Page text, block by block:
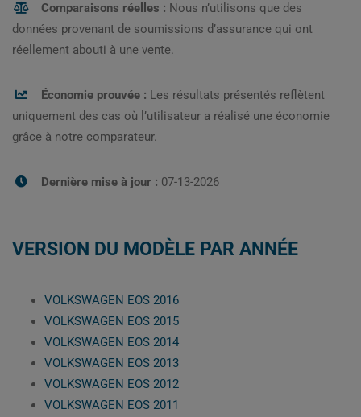
Comparaisons réelles : Nous n’utilisons que des
données provenant de soumissions d’assurance qui ont
réellement abouti à une vente.
Économie prouvée : Les résultats présentés reflètent
uniquement des cas où l’utilisateur a réalisé une économie
grâce à notre comparateur.
Dernière mise à jour : 07-13-2026
VERSION DU MODÈLE PAR ANNÉE
VOLKSWAGEN EOS 2016
VOLKSWAGEN EOS 2015
VOLKSWAGEN EOS 2014
VOLKSWAGEN EOS 2013
VOLKSWAGEN EOS 2012
VOLKSWAGEN EOS 2011